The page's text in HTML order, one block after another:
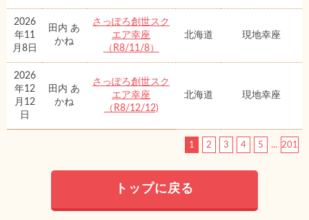
2026
年11
月8日
田内 あ
かね
さっぽろ創世スク
エア幸座
（R8/11/8）
北海道 現地幸座
2026
年12
月12
日
田内 あ
かね
さっぽろ創世スク
エア幸座
（R8/12/12)
北海道 現地幸座
1 2 3 4 5 ... 201
トップに戻る